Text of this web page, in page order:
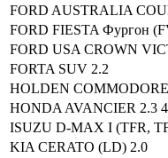
FORD AUSTRALIA
FORD FIESTA Фургон
FORD USA CROWN
FORTA SUV 2.2
HOLDEN COMMODORE
HONDA AVANCIER 2.3
ISUZU D-MAX I (TFR,
KIA CERATO (LD) 2.0